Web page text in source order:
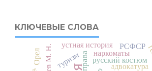
КЛЮЧЕВЫЕ СЛОВА
адвокатура
русский костюм
наркоматы
устная история
туризм
РСФСР
Орел